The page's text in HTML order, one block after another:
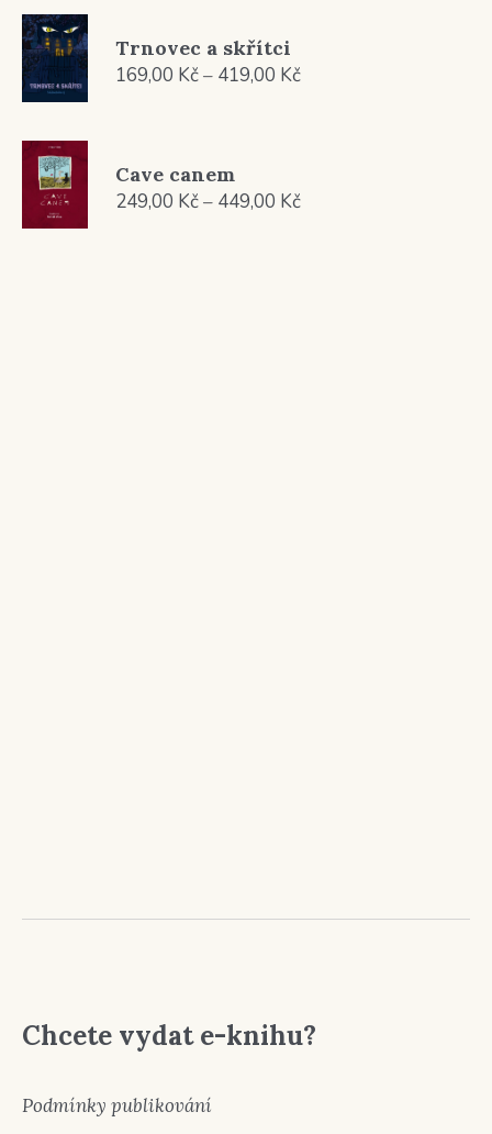
Trnovec a skřítci
169,00 Kč– 419,00 KčRozpětí
Cave canem
249,00 Kč– 449,00 KčRozpětí
Chcete vydat e-knihu?
Podmínky publikování